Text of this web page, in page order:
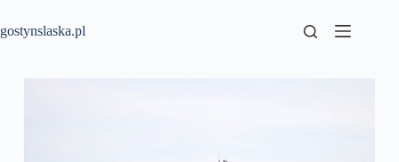
treści
gostynslaska.pl